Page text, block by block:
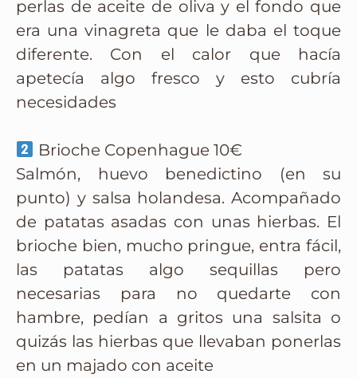
perlas de aceite de oliva y el fondo que
era una vinagreta que le daba el toque
diferente. Con el calor que hacía
apetecía algo fresco y esto cubría
necesidades
Brioche Copenhague 10€
Salmón, huevo benedictino (en su
punto) y salsa holandesa. Acompañado
de patatas asadas con unas hierbas. El
brioche bien, mucho pringue, entra fácil,
las patatas algo sequillas pero
necesarias para no quedarte con
hambre, pedían a gritos una salsita o
quizás las hierbas que llevaban ponerlas
en un majado con aceite